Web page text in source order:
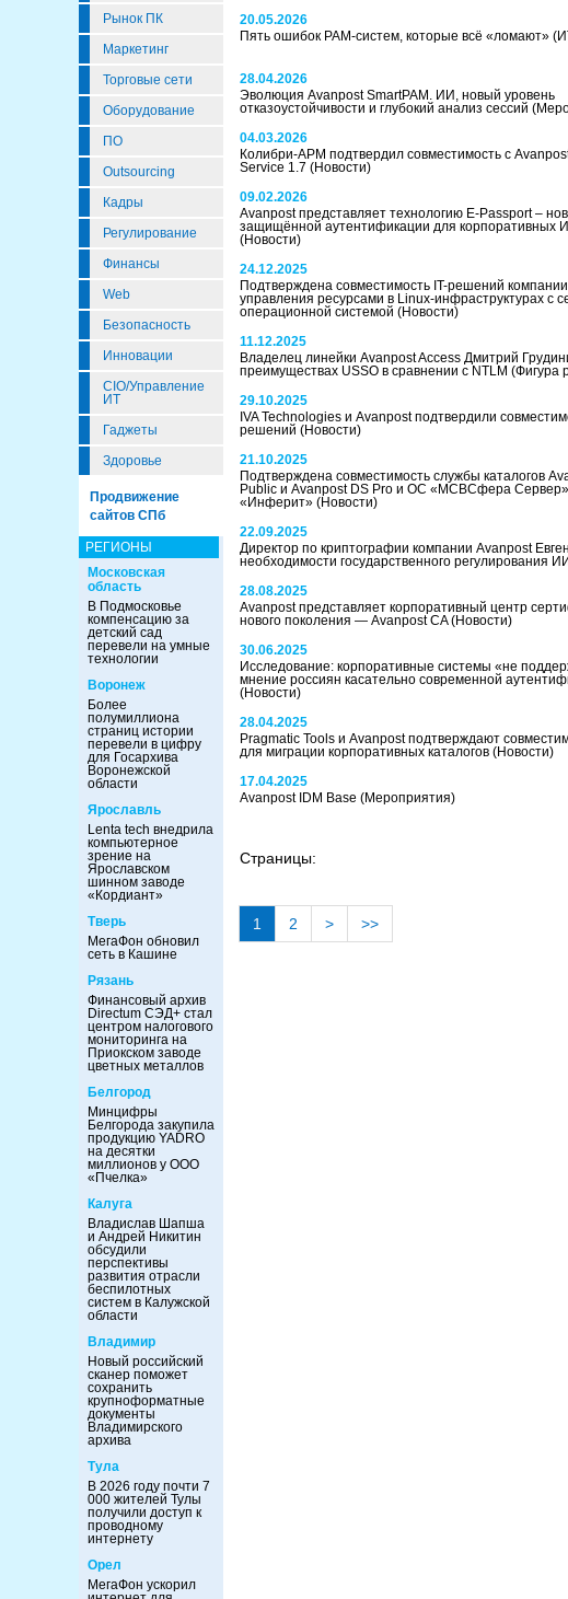
Рынок ПК
Маркетинг
Торговые сети
Оборудование
ПО
Outsourcing
Кадры
Регулирование
Финансы
Web
Безопасность
Инновации
CIO/Управление
ИТ
Гаджеты
Здоровье
Продвижение
сайтов СПб
РЕГИОНЫ
Московская
область
В Подмосковье
компенсацию за
детский сад
перевели на умные
технологии
Воронеж
Более
полумиллиона
страниц истории
перевели в цифру
для Госархива
Воронежской
области
Ярославль
Lenta tech внедрила
компьютерное
зрение на
Ярославском
шинном заводе
«Кордиант»
Тверь
МегаФон обновил
сеть в Кашине
Рязань
Финансовый архив
Directum СЭД+ стал
центром налогового
мониторинга на
Приокском заводе
цветных металлов
Белгород
Минцифры
Белгорода закупила
продукцию YADRO
на десятки
миллионов у ООО
«Пчелка»
Калуга
Владислав Шапша
и Андрей Никитин
обсудили
перспективы
развития отрасли
беспилотных
систем в Калужской
области
Владимир
Новый российский
сканер поможет
сохранить
крупноформатные
документы
Владимирского
архива
Тула
В 2026 году почти 7
000 жителей Тулы
получили доступ к
проводному
интернету
Орел
МегаФон ускорил
20.05.2026
Пять ошибок PAM-систем, которые всё «ломают»
28.04.2026
Эволюция Avanpost SmartPAM. ИИ, новый уровень
отказоустойчивости и глубокий анализ сессий
04.03.2026
Колибри-АРМ подтвердил совместимость с
Service 1.7 (Новости)
09.02.2026
Avanpost представляет технологию E-Passport –
защищённой аутентификации для корпоративных
(Новости)
24.12.2025
Подтверждена совместимость IT-решений
управления ресурсами в Linux-инфраструктурах с
операционной системой (Новости)
11.12.2025
Владелец линейки Avanpost Access Дмитрий
преимуществах USSO в сравнении с NTLM (Фигура
29.10.2025
IVA Technologies и Avanpost подтвердили
решений (Новости)
21.10.2025
Подтверждена совместимость службы каталогов
Public и Avanpost DS Pro и ОС «МСВСфера
«Инферит» (Новости)
22.09.2025
Директор по криптографии компании Avanpost
необходимости государственного регулирования ИИ
28.08.2025
Avanpost представляет корпоративный центр
нового поколения — Avanpost CA(Новости)
30.06.2025
Исследование: корпоративные системы «не
мнение россиян касательно современной
(Новости)
28.04.2025
Pragmatic Tools и Avanpost подтверждают
для миграции корпоративных каталогов (Новости)
17.04.2025
Avanpost IDM Base (Мероприятия)
Страницы:
1 2 > >>